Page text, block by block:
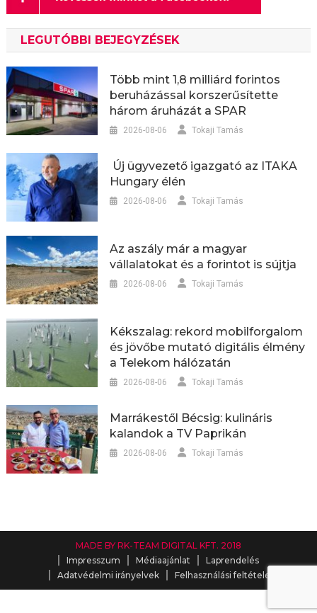
LEGUTÓBBI BEJEGYZÉSEK
Több mint 1,8 milliárd forintos
beruházással korszerűsítette
három áruházát a SPAR
2026-08-06 Tokaji Tamás
Új ügyvezető igazgató az ITAKA
Hungary élén
2026-08-06 Tokaji Tamás
Az aszály már a magyar
vállalatokat és a forintot is sújtja
2026-08-06 Tokaji Tamás
Kékszalag: rekord mobilforgalom
és jövőbe mutató digitális élmény
a Telekom hálózatán
2026-08-06 Tokaji Tamás
Marrákestől Bécsig: kulináris
kalandok a TV Paprikán
2026-08-06 Tokaji Tamás
MADE BY RK-TEAM DIGITAL KFT. 2018
Impresszum
Médiaajánlat
Laprendelés
Adatvédelmi irányelvek
Felhasználási feltételek